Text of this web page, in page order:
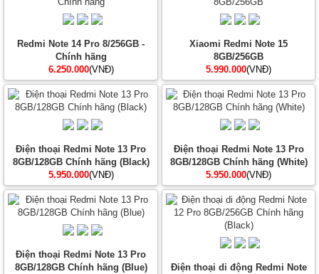
Redmi Note 14 Pro 8/256GB -
Chính hãng
6.250.000(VNĐ)
Xiaomi Redmi Note 15
8GB/256GB
5.990.000(VNĐ)
Điện thoại Redmi Note 13 Pro
8GB/128GB Chính hãng (Black)
5.950.000(VNĐ)
Điện thoại Redmi Note 13 Pro
8GB/128GB Chính hãng (White)
5.950.000(VNĐ)
Điện thoại Redmi Note 13 Pro
8GB/128GB Chính hãng (Blue)
Điện thoại di động Redmi Note